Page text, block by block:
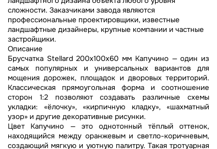
сложности. Заказчиками завода являются
профессиональные проектировщики, известные
ландшафтные дизайнеры, крупные компании и частные
застройщики.
Описание
Брусчатка Stellard 200х100х60 мм Капучино — один из
самых популярных и универсальных вариантов для
мощения дорожек, площадок и дворовых территорий.
Классическая прямоугольная форма и соотношение
сторон 1:2 позволяют создавать различные схемы
укладки: «ёлочку», «кирпичную кладку», «шахматный
узор» и другие декоративные рисунки.
Цвет Капучино — это однотонный тёплый оттенок,
находящийся между оранжевым и светло-коричневым,
создающий мягкую и уютную палитру. Такая тротуарная